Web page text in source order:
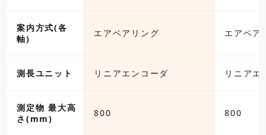
案内方式(各
軸)
ング エアベアリング エアベア
測長ユニット
コーダ リニアエンコーダ リニアエ
測定物 最大高
さ(mm)
800 800